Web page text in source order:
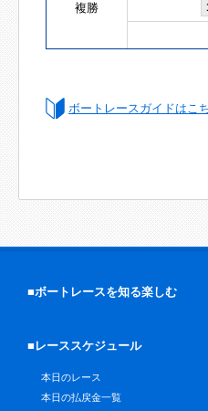
複勝
ボートレースガイドはこ
■ボートレースを知る楽しむ
■レーススケジュール
本日のレース
本日の払戻金一覧